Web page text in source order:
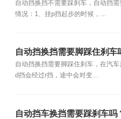
自动挡换挡不需要踩刹车，自动挡需
情况：1、挂p挡起步的时候，...
自动挡换挡需要脚踩住刹车
自动挡换挡需要脚踩住刹车，在汽车
d挡会经过r挡，途中会对变...
自动挡车换挡需要踩刹车吗